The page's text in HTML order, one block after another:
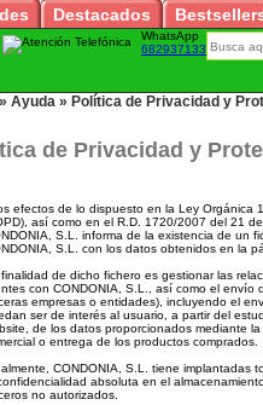
Destacados
WhatsApp
682937133
» Ayuda » Política de Privacidad y
de Privacidad y
efectos de lo dispuesto en la Ley Orgánica
así como en el R.D. 1720/2007 del 21
S.L. informa de la existencia de un
S.L. con los datos obtenidos en la
de dicho fichero es gestionar las
con CONDONIA, S.L., así como el envío
empresas o entidades), incluyendo el
ser de interés al usuario, a partir del
de los datos proporcionados mediante
o entrega de los productos comprados.
CONDONIA, S.L. tiene implantadas
absoluta en el
no autorizados.